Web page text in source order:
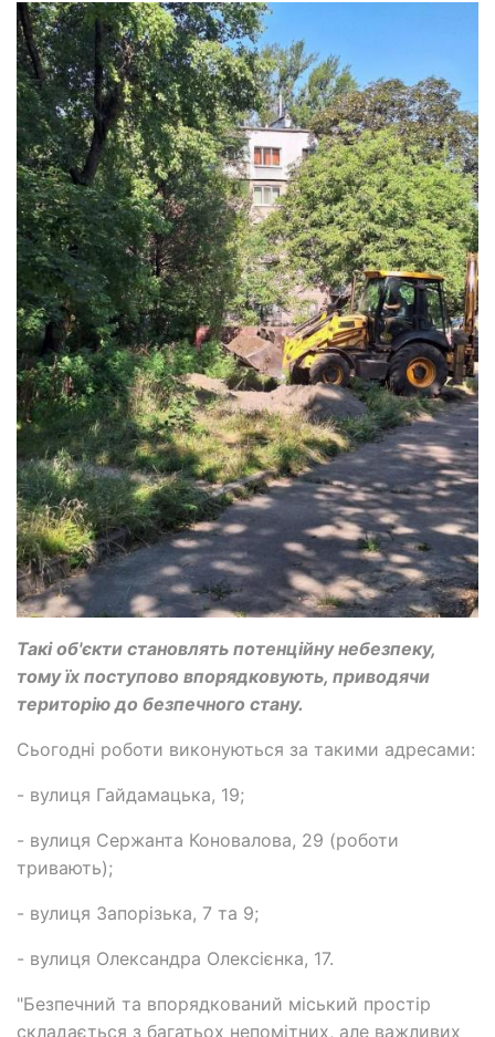
Такі об'єкти становлять потенційну небезпеку,
тому їх поступово впорядковують, приводячи
територію до безпечного стану.
Сьогодні роботи виконуються за такими адресами:
- вулиця Гайдамацька, 19;
- вулиця Сержанта Коновалова, 29 (роботи
тривають);
- вулиця Запорізька, 7 та 9;
- вулиця Олександра Олексієнка, 17.
"Безпечний та впорядкований міський простір
складається з багатьох непомітних, але важливих